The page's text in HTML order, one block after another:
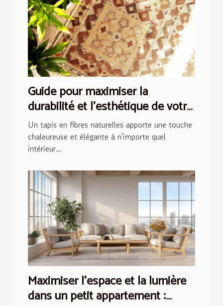
Guide pour maximiser la
durabilité et l'esthétique de votre
tapis en fibres naturelles
Un tapis en fibres naturelles apporte une touche
chaleureuse et élégante à n'importe quel
intérieur...
Maximiser l'espace et la lumière
dans un petit appartement :